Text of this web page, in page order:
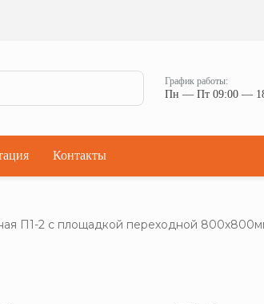
График работы:
Пн — Пт 09:00 —
Контакты
П1-2 с площадкой переходной